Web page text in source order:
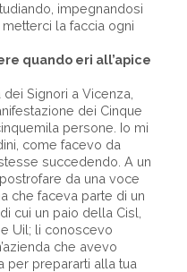
impegnandosi
la faccia ogni
quando eri all’apice
Signori a Vicenza,
dei Cinque
persone. Io mi
come facevo da
succedendo. A un
da una voce
che faceva parte di un
cui un paio della Cisl,
Uil; li conoscevo
che avevo
per prepararti alla tua